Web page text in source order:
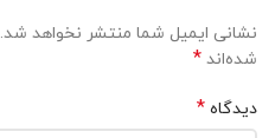
نشانی ایمیل شما منتشر نخواهد شد.
شده‌اند *
دیدگاه *